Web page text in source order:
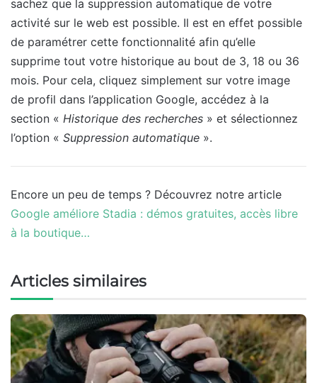
sachez que la suppression automatique de votre
activité sur le web est possible. Il est en effet possible
de paramétrer cette fonctionnalité afin qu’elle
supprime tout votre historique au bout de 3, 18 ou 36
mois. Pour cela, cliquez simplement sur votre image
de profil dans l’application Google, accédez à la
section « Historique des recherches » et sélectionnez
l’option « Suppression automatique ».
Encore un peu de temps ? Découvrez notre article
Google améliore Stadia : démos gratuites, accès libre
à la boutique…
Articles similaires